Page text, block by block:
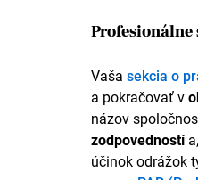
Profesionálne
Vaša sekcia o
a pokračovať v
názov
zodpovedností
účinok odrážok